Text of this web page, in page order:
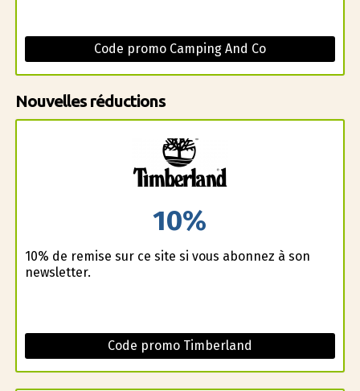
Code promo Camping And Co
Nouvelles réductions
10%
10% de remise sur ce site si vous abonnez à son
newsletter.
Code promo Timberland